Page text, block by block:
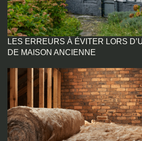
LES ERREURS À ÉVITER LORS
DE MAISON ANCIENNE